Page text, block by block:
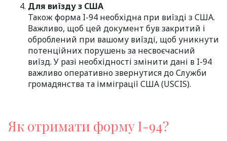
Для виїзду з США
Також форма I-94 необхідна при виїзді з США.
Важливо, щоб цей документ був закритий і
оброблений при вашому виїзді, щоб уникнути
потенційних порушень за несвоєчасний
виїзд. У разі необхідності змінити дані в I-94
важливо оперативно звернутися до Служби
громадянства та імміграції США (USCIS).
Як отримати форму I-94?